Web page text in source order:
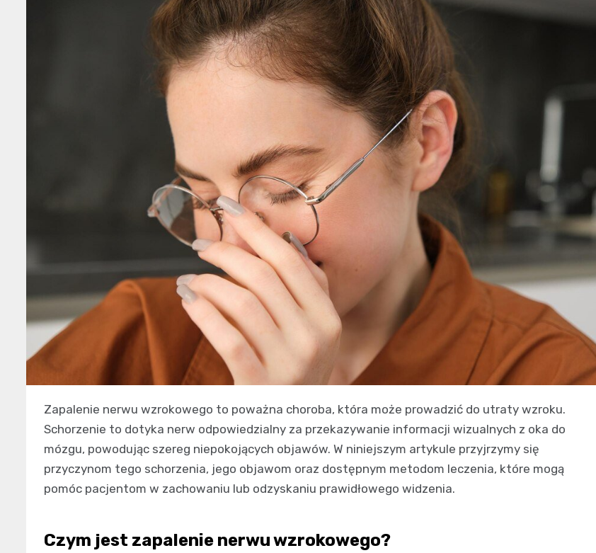
Zapalenie nerwu wzrokowego to poważna choroba, która może prowadzić do utraty wzroku.
Schorzenie to dotyka nerw odpowiedzialny za przekazywanie informacji wizualnych z oka do
mózgu, powodując szereg niepokojących objawów. W niniejszym artykule przyjrzymy się
przyczynom tego schorzenia, jego objawom oraz dostępnym metodom leczenia, które mogą
pomóc pacjentom w zachowaniu lub odzyskaniu prawidłowego widzenia.
Czym jest zapalenie nerwu wzrokowego?